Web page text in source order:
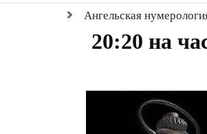
Ангельская
20:20 на